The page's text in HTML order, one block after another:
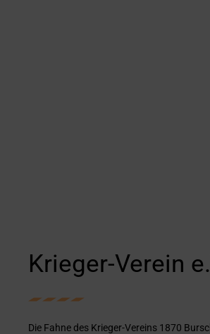
Krieger-Verein
Die Fahne des Krieger-Vereins 1870